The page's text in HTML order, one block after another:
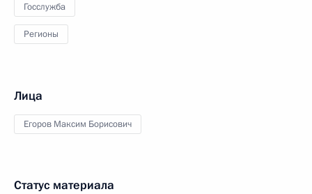
Госслужба
Регионы
Лица
Егоров Максим Борисович
Статус материала